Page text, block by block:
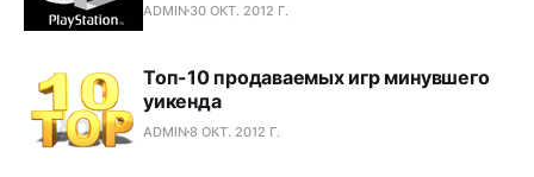
ADMIN 30 ОКТ. 2012 Г.
Топ-10 продаваемых игр минувшего
уикенда
ADMIN8 ОКТ. 2012 Г.